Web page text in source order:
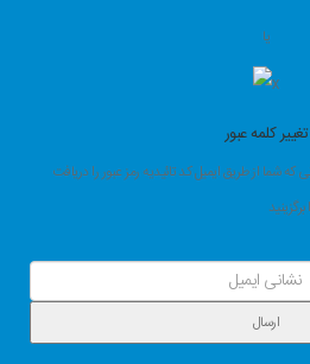
یا
تغییر کلمه عبور
که شما از طریق ایمیل کد تائیدیه رمز عبور را دریافت
ارسال